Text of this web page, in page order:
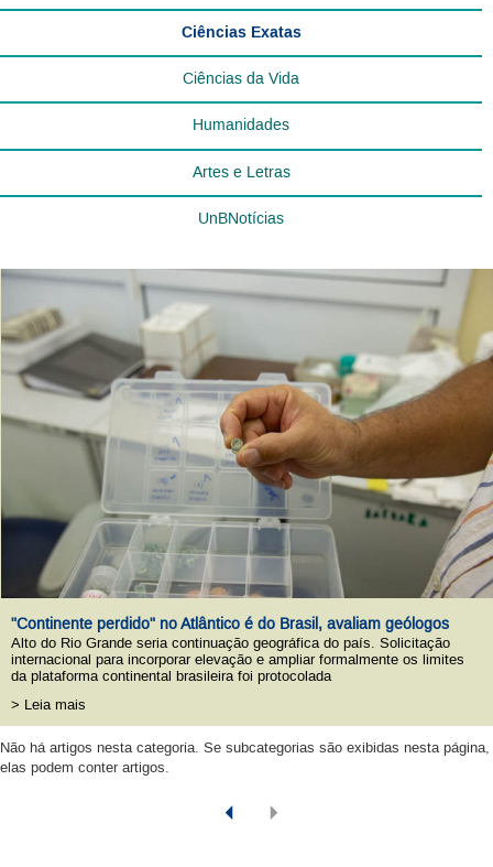
Ciências Exatas
Ciências da Vida
Humanidades
Artes e Letras
UnBNotícias
"Continente perdido" no Atlântico é do Brasil, avaliam geólogos
Alto do Rio Grande seria continuação geográfica do país. Solicitação
internacional para incorporar elevação e ampliar formalmente os limites
da plataforma continental brasileira foi protocolada
> Leia mais
Não há artigos nesta categoria. Se subcategorias são exibidas nesta página,
elas podem conter artigos.